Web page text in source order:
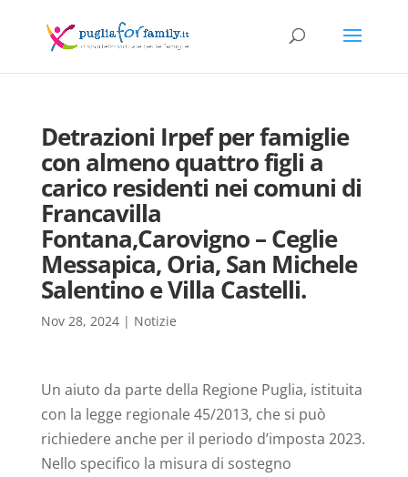
Detrazioni Irpef per famiglie
con almeno quattro figli a
carico residenti nei comuni di
Francavilla
Fontana,Carovigno – Ceglie
Messapica, Oria, San Michele
Salentino e Villa Castelli.
Nov 28, 2024| Notizie
Un aiuto da parte della Regione Puglia, istituita
con la legge regionale 45/2013, che si può
richiedere anche per il periodo d’imposta 2023.
Nello specifico la misura di sostegno